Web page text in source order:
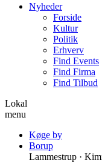
Nyheder
Forside
Kultur
Politik
Erhverv
Find Events
Find Firma
Find Tilbud
Lokal
menu
Køge by
Borup
Lammestrup ·